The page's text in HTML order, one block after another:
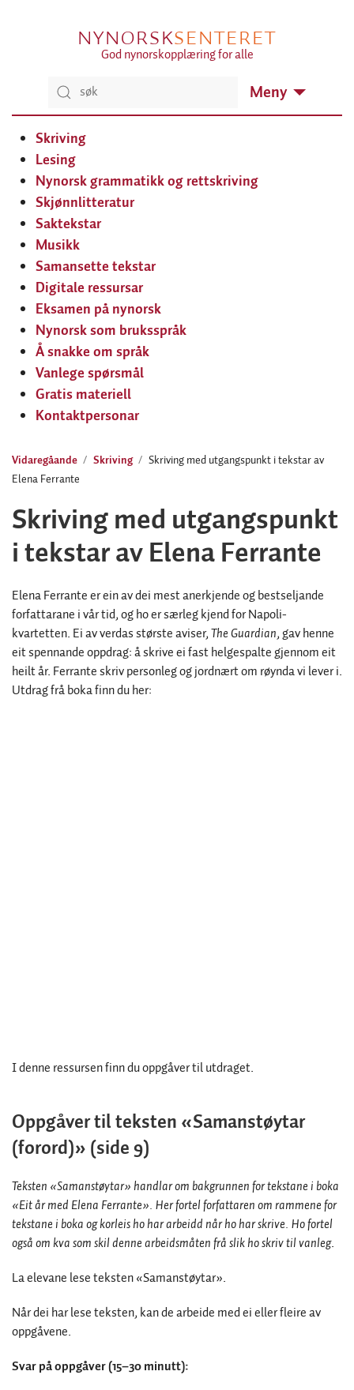
NYNORSKSENTERET
God nynorskopplæring for alle
Meny
Skriving
Lesing
Nynorsk grammatikk og rettskriving
Skjønnlitteratur
Saktekstar
Musikk
Samansette tekstar
Digitale ressursar
Eksamen på nynorsk
Nynorsk som bruksspråk
Å snakke om språk
Vanlege spørsmål
Gratis materiell
Kontaktpersonar
Vidaregåande Skriving
Skriving med utgangspunkt i tekstar av
Elena Ferrante
Skriving med utgangspunkt
i tekstar av Elena Ferrante
Elena Ferrante er ein av dei mest anerkjende og bestseljande
forfattarane i vår tid, og ho er særleg kjend for Napoli-
kvartetten. Ei av verdas største aviser,The Guardian, gav henne
eit spennande oppdrag: å skrive ei fast helgespalte gjennom eit
heilt år. Ferrante skriv personleg og jordnært om røynda vi lever i.
Utdrag frå boka finn du her:
I denne ressursen finn du oppgåver til utdraget.
Oppgåver til teksten «Samanstøytar
(forord)» (side 9)
Teksten «Samanstøytar» handlar om bakgrunnen for tekstane i boka
«Eit år med Elena Ferrante». Her fortel forfattaren om rammene for
tekstane i boka og korleis ho har arbeidd når ho har skrive. Ho fortel
også om kva som skil denne arbeidsmåten frå slik ho skriv til vanleg.
La elevane lese teksten «Samanstøytar».
Når dei har lese teksten, kan de arbeide med ei eller fleire av
oppgåvene.
Svar på oppgåver (15–30 minutt):